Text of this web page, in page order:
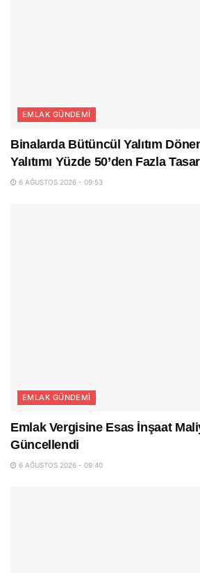
EMLAK GÜNDEMI
Binalarda Bütüncül Yalıtım
Yalıtımı Yüzde 50’den Fazla
6 AĞUSTOS 2026 - 09:53
EMLAK GÜNDEMI
Emlak Vergisine Esas İnşaat
Güncellendi
6 AĞUSTOS 2026 - 09:40